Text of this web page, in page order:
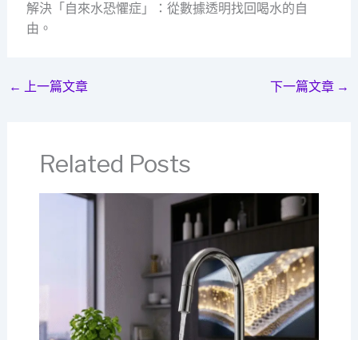
解決「自來水恐懼症」：從數據透明找回喝水的自
由。
← 上一篇文章 下一篇文章 →
Related Posts